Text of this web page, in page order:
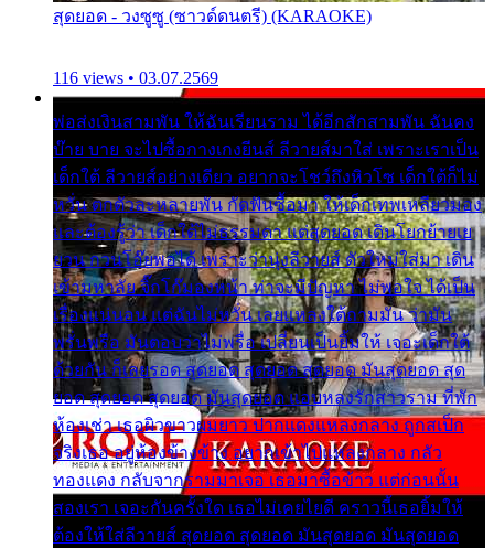
สุดยอด - วงซูซู (ซาวด์ดนตรี) (KARAOKE)
116 views • 03.07.2569
พ่อส่งเงินสามพัน ให้ฉันเรียนราม ได้อีกสักสามพัน ฉันคง
บ๊าย บาย จะไปซื้อกางเกงยีนส์ ลีวายส์มาใส่ เพราะเราเป็น
เด็กใต้ ลีวายส์อย่างเดียว อยากจะโชว์ถึงหิวโซ เด็กใต้ก็ไม่
หวั่น ตกตัวละหลายพัน กัดฟันซื้อมา ให้เด็กเทพเหลียวมอง
และต้องรู้ว่า เด็กใต้ไม่ธรรมดา แต่สุดยอด เดินโยกย้ายเย
ยวน กวนโอ๊ยพอได้ เพราะว่านุ่งลีวายส์ ตัวใหม่ใส่มา เดิน
เข้ามหาลัย จิ๊กโก๊มองหน้า ท่าจะมีปัญหา ไม่พอใจ ได้เป็น
เรื่องแน่นอน แต่ฉันไม่หวั่น เลยแหลงใต้ถามมัน ว่ามัน
พรั่นพรือ มันตอบว่าไม่พรื่อ เปลี่ยนเป็นยิ้มให้ เจอะเด็กใต้
ด้วยกัน ก็เลยรอด สุดยอด สุดยอด สุดยอด มันสุดยอด สุด
ยอด สุดยอด สุดยอด มันสุดยอด แอบหลงรักสาวราม ที่พัก
ห้องเช่า เธอผิวขาวผมยาว ปากแดงแหลงกลาง ถูกสเป็ก
จริงเธอ อยู่ห้องข้างข้าง อยากเข้าไปแหลงกลาง กลัว
ทองแดง กลับจากรามมาเจอ เธอมาซื้อข้าว แต่ก่อนนั้น
สองเรา เจอะกันครั้งใด เธอไม่เคยไยดี คราวนี้เธอยิ้มให้
ต้องให้ใส่ลีวายส์ สุดยอด สุดยอด มันสุดยอด มันสุดยอด